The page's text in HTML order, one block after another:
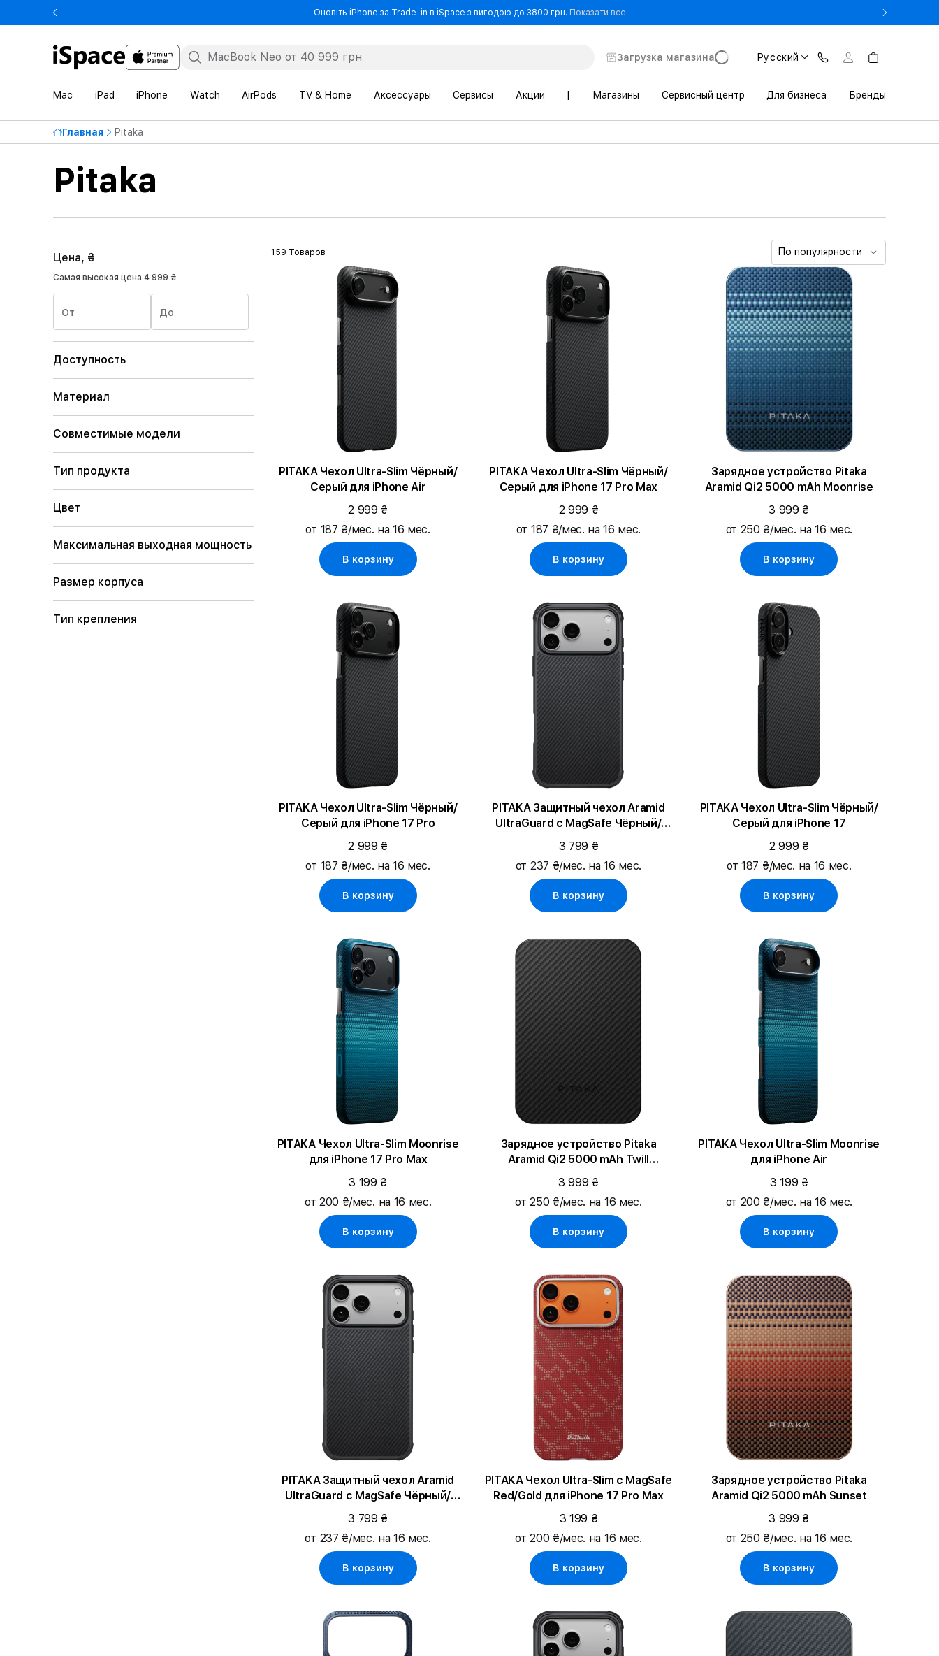
Оновіть iPhone за Trade-in в iSpace з вигодою до 3800 грн. Показати все- Оновіть iPhone за Trade-in в iSpace з вигодою до 3800 грн.
Загрузка магазина Русский
Mac iPad iPhone Watch AirPods TV & Home Аксессуары Сервисы Акции Магазины Сервисный центр Для бизнеса Бренды
Главная Pitaka
Pitaka
Цена, ₴
Самая высокая цена 4 999 ₴
От До
Доступность
Материал
Совместимые модели
Тип продукта
Цвет
Максимальная выходная мощность
Размер корпуса
Тип крепления
159 Товаров По популярности
PITAKA Чехол Ultra-Slim Чёрный/
Серый для iPhone Air
2 999 ₴
от 187 ₴/мес. на 16 мес.
В корзину
PITAKA Чехол Ultra-Slim Чёрный/
Серый для iPhone 17 Pro Max
2 999 ₴
от 187 ₴/мес. на 16 мес.
В корзину
Зарядное устройство Pitaka
Aramid Qi2 5000 mAh Moonrise
3 999 ₴
от 250 ₴/мес. на 16 мес.
В корзину
PITAKA Чехол Ultra-Slim Чёрный/
Серый для iPhone 17 Pro
2 999 ₴
от 187 ₴/мес. на 16 мес.
В корзину
PITAKA Защитный чехол Aramid
UltraGuard с MagSafe Чёрный/
Серый для iPhone 17 Pro
3 799 ₴
от 237 ₴/мес. на 16 мес.
В корзину
PITAKA Чехол Ultra-Slim Чёрный/
Серый для iPhone 17
2 999 ₴
от 187 ₴/мес. на 16 мес.
В корзину
PITAKA Чехол Ultra-Slim Moonrise
для iPhone 17 Pro Max
3 199 ₴
от 200 ₴/мес. на 16 мес.
В корзину
Зарядное устройство Pitaka
Aramid Qi2 5000 mAh Twill
Black/Grey
3 999 ₴
от 250 ₴/мес. на 16 мес.
В корзину
PITAKA Чехол Ultra-Slim Moonrise
для iPhone Air
3 199 ₴
от 200 ₴/мес. на 16 мес.
В корзину
PITAKA Защитный чехол Aramid
UltraGuard с MagSafe Чёрный/
Серый для iPhone 17 Pro Max
3 799 ₴
от 237 ₴/мес. на 16 мес.
В корзину
PITAKA Чехол Ultra-Slim с MagSafe
Red/Gold для iPhone 17 Pro Max
3 199 ₴
от 200 ₴/мес. на 16 мес.
В корзину
Зарядное устройство Pitaka
Aramid Qi2 5000 mAh Sunset
3 999 ₴
от 250 ₴/мес. на 16 мес.
В корзину